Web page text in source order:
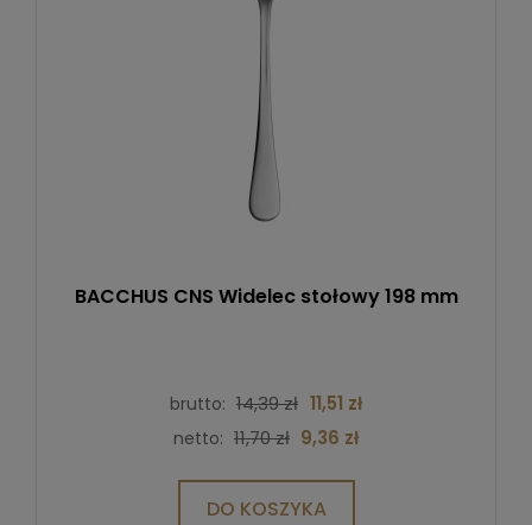
BACCHUS CNS Widelec stołowy 198 mm
brutto: 14,39 zł 11,51 zł
netto: 11,70 zł 9,36 zł
DO KOSZYKA